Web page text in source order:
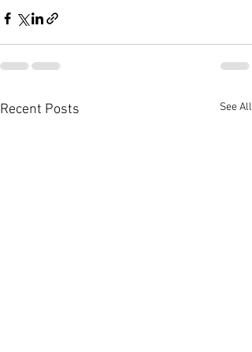
Recent Posts See All